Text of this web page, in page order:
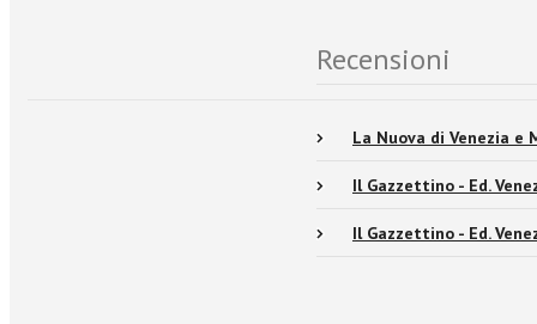
Recensioni
La Nuova di Venezia e
Il Gazzettino - Ed.
Il Gazzettino - Ed.